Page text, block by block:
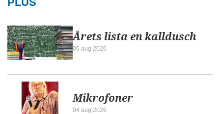
Årets lista en kalldusch
05 aug 2026
Mikrofoner
04 aug 2026